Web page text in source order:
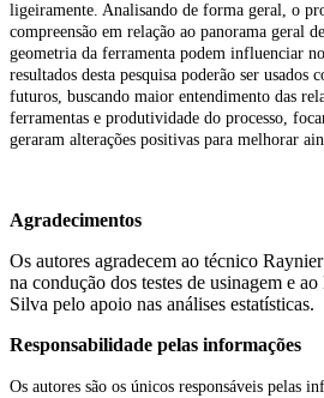
ligeiramente. Analisando de forma geral, o
compreensão em relação ao panorama geral
geometria da ferramenta podem influenciar
resultados desta pesquisa poderão ser usados
futuros, buscando maior entendimento das
ferramentas e produtividade do processo,
geraram alterações positivas para melhorar
Agradecimentos
Os autores agradecem ao técnico
na condução dos testes de usinagem e
Silva pelo apoio nas análises estatísticas.
Responsabilidade pelas informações
Os autores são os únicos responsáveis pelas